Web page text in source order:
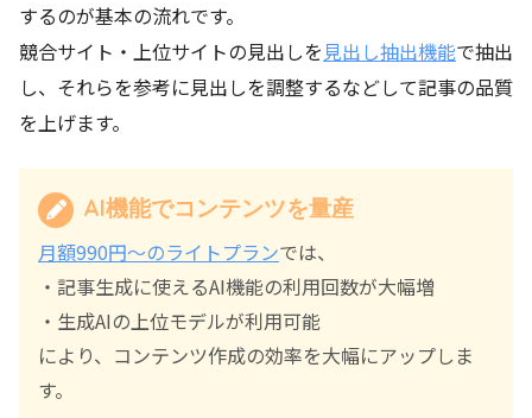
するのが基本の流れです。
競合サイト・上位サイトの見出しを見出し抽出機能で抽出
し、それらを参考に見出しを調整するなどして記事の品質
を上げます。
AI機能でコンテンツを量産
月額990円～のライトプランでは、
・記事生成に使えるAI機能の利用回数が大幅増
・生成AIの上位モデルが利用可能
により、コンテンツ作成の効率を大幅にアップしま
す。